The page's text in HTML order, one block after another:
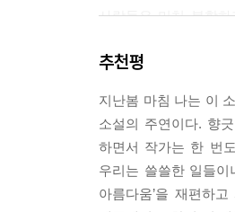
복자 걱정은 너무 하
으면 친정에 가느니
여자들이 뚜벅뚜벅
사람들이다. 그러니 다
--- p.189
사람들은 미처 봉합
하지만 결국 나는 그
소설은 1999년 초봄,
고모에게 맡겨지는
호소해보지만, 절망
추천평
지난봄 마침 나는 이
소설의 주연이다. 향
하면서 작가는 한 번
우리는 쓸쓸한 일들
아름다움’을 재편하